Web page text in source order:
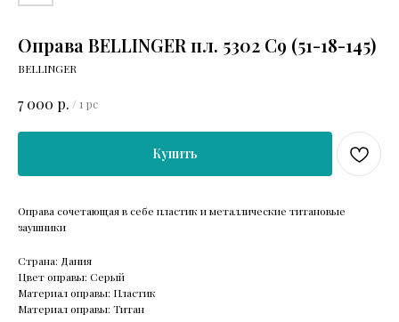
Оправа BELLINGER пл. 5302 C9 (51-18-145)
BELLINGER
7 000 р. / 1 pc
Купить
Оправа сочетающая в себе пластик и металлические титановые
заушники
Страна: Дания
Цвет оправы: Серый
Материал оправы: Пластик
Материал оправы: Титан